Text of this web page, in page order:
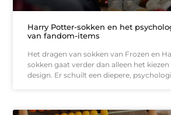
Harry Potter-sokken en het
van fandom-items
Het dragen van sokken van Frozen en
sokken gaat verder dan alleen het
design. Er schuilt een diepere,